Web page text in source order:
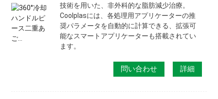
技術を用いた、非外科的な脂肪減少治療。
Coolplasには、各処理用アプリケーターの推
奨パラメータを自動的に計算できる、拡張可
能なスマートアプリケーターも搭載されてい
ます。
問い合わせ 詳細